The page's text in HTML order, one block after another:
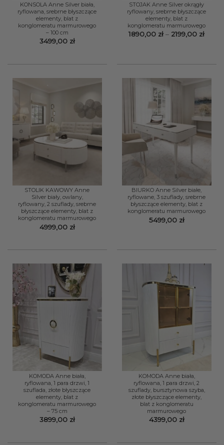
KONSOLA Anne Silver biała,
ryflowana, srebrne błyszczące
elementy, blat z
konglomeratu marmurowego
– 100 cm
3499,00 zł
STOJAK Anne Silver okrągły
ryflowany, srebrne błyszczące
elementy, blat z
konglomeratu marmurowego
1890,00 zł – 2199,00 zł
STOLIK KAWOWY Anne
Silver biały, owlany,
ryflowany, 2 szuflady, srebrne
błyszczące elementy, blat z
konglomeratu marmurowego
4999,00 zł
BIURKO Anne Silver białe,
ryflowane, 3 szuflady, srebrne
błyszczące elementy, blat z
konglomeratu marmurowego
5499,00 zł
KOMODA Anne biała,
ryflowana, 1 para drzwi, 1
szuflada, złote błyszczące
elementy, blat z
konglomeratu marmurowego
– 75 cm
3899,00 zł
KOMODA Anne biała,
ryflowana, 1 para drzwi, 2
szuflady, bursztynowa szyba,
złote błyszczące elementy,
blat z konglomeratu
marmurowego
4399,00 zł